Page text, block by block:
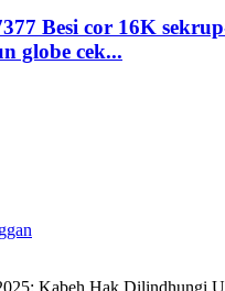
Besi cor 16K
globe cek...